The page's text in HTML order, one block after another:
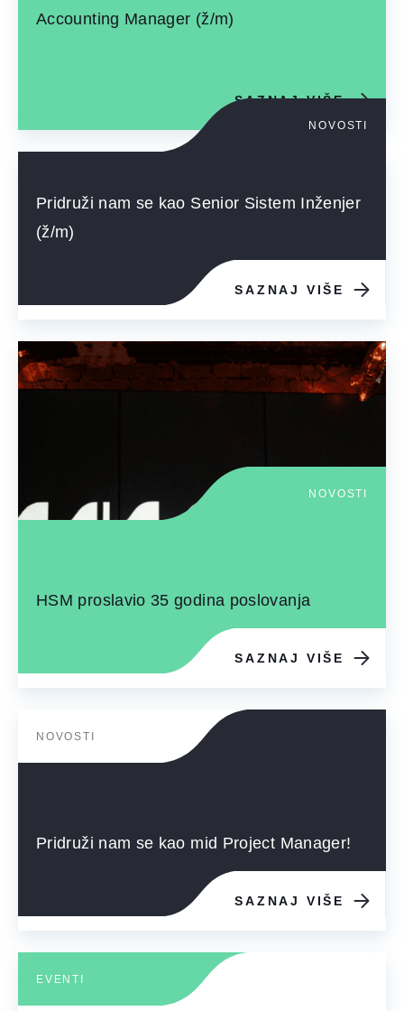
Accounting Manager (ž/m)
SAZNAJ VIŠE
NOVOSTI
Pridruži nam se kao Senior Sistem Inženjer
(ž/m)
SAZNAJ VIŠE
NOVOSTI
HSM proslavio 35 godina poslovanja
SAZNAJ VIŠE
NOVOSTI
Pridruži nam se kao mid Project Manager!
SAZNAJ VIŠE
EVENTI